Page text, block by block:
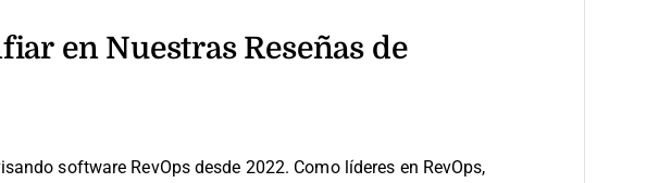
en Nuestras Reseñas de
software RevOps desde 2022. Como líderes en RevOps,